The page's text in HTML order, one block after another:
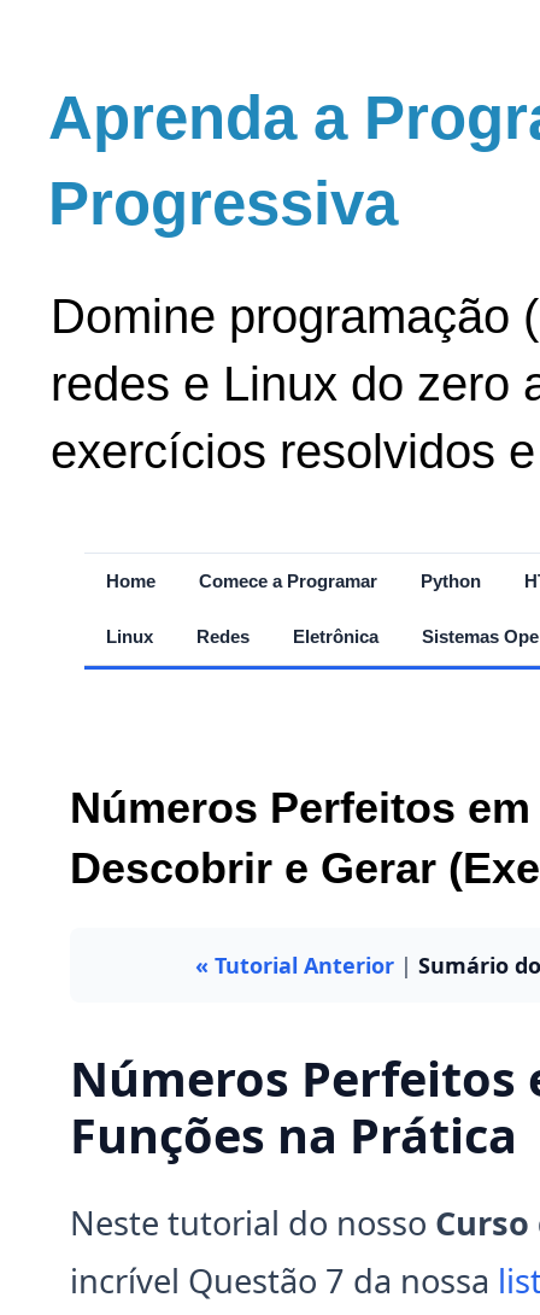
Aprenda a
Progressiva
Domine programação
redes e Linux do zero
exercícios resolvidos
Home Comece a Programar Python
Linux Redes Eletrônica Sistemas
Números Perfeitos
Descobrir e Gerar
« Tutorial Anterior| Sumário
Números Perfeitos
Funções na Prática
Neste tutorial do nosso Curso
incrível Questão 7 da nossa